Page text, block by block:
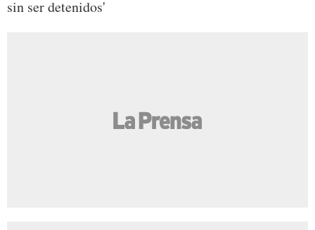
sin ser detenidos'